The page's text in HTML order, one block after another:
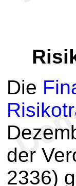
Die
der
2336)